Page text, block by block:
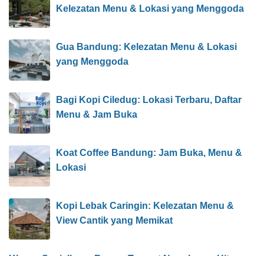
Kelezatan Menu & Lokasi yang Menggoda
Gua Bandung: Kelezatan Menu & Lokasi
yang Menggoda
Bagi Kopi Ciledug: Lokasi Terbaru, Daftar
Menu & Jam Buka
Koat Coffee Bandung: Jam Buka, Menu &
Lokasi
Kopi Lebak Caringin: Kelezatan Menu &
View Cantik yang Memikat